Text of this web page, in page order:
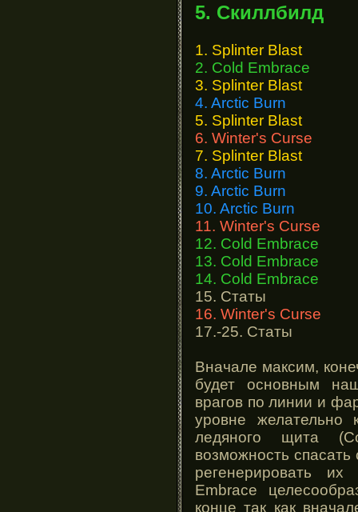
5. Скиллбилд
1. Splinter Blast
2. Cold Embrace
3. Splinter Blast
4. Arctic Burn
5. Splinter Blast
6. Winter's Curse
7. Splinter Blast
8. Arctic Burn
9. Arctic Burn
10. Arctic Burn
11. Winter's Curse
12. Cold Embrace
13. Cold Embrace
14. Cold Embrace
15. Статы
16. Winter's Curse
17.-25. Статы
Вначале максим,
будет основным
врагов по линии и
уровне желательно
ледяного щита
возможность
регенерировать
Embrace
конце так как